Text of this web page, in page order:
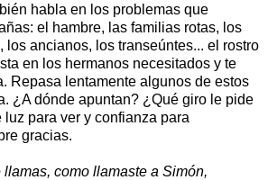
habla en los problemas que
el hambre, las familias rotas, los
los ancianos, los transeúntes... el rostro
en los hermanos necesitados y te
Repasa lentamente algunos de estos
¿A dónde apuntan? ¿Qué giro le pide
para ver y confianza para
gracias.
como llamaste a Simón,